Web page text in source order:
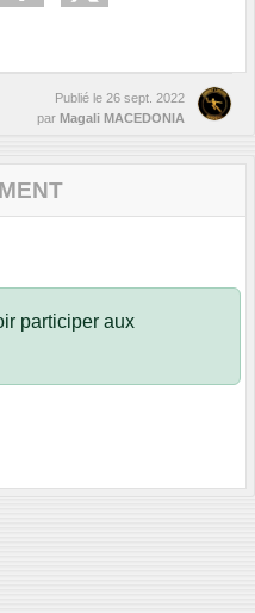
Publié le 26 sept. 2022
par Magali MACEDONIA
participer aux